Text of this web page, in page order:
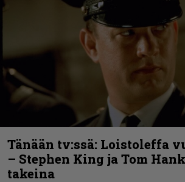
Tänään tv:ssä: Loistoleffa
– Stephen King ja Tom
takeina